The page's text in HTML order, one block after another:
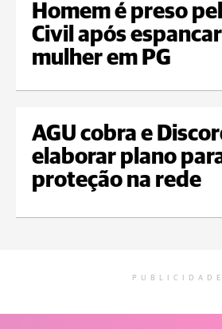
Homem é preso
Civil após
mulher em PG
AGU cobra e
elaborar plano
proteção na rede
PUBLICIDADE